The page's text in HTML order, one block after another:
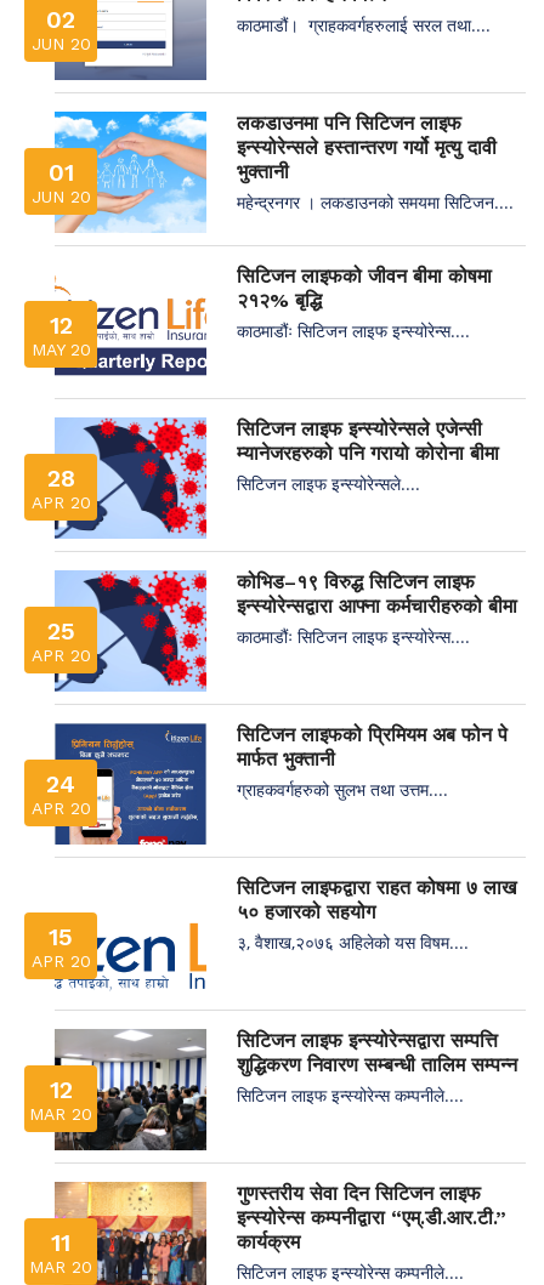
02
JUN 20
काठमाडौं। ग्राहकवर्गहरुलाई सरल तथा....
01
JUN 20
लकडाउनमा पनि सिटिजन लाइफ
इन्स्योरेन्सले हस्तान्तरण गर्यो मृत्यु दावी
भुक्तानी
महेन्द्रनगर । लकडाउनको समयमा सिटिजन....
12
MAY 20
सिटिजन लाइफको जीवन बीमा कोषमा
२१२% बृद्धि
काठमाडौंः सिटिजन लाइफ इन्स्योरेन्स....
28
APR 20
सिटिजन लाइफ इन्स्योरेन्सले एजेन्सी
म्यानेजरहरुको पनि गरायो कोरोना बीमा
सिटिजन लाइफ इन्स्योरेन्सले....
25
APR 20
कोभिड–१९ विरुद्ध सिटिजन लाइफ
इन्स्योरेन्सद्वारा आफ्ना कर्मचारीहरुको बीमा
काठमाडौंः सिटिजन लाइफ इन्स्योरेन्स....
24
APR 20
सिटिजन लाइफको प्रिमियम अब फोन पे
मार्फत भुक्तानी
ग्राहकवर्गहरुको सुलभ तथा उत्तम....
15
APR 20
सिटिजन लाइफद्वारा राहत कोषमा ७ लाख
५० हजारको सहयोग
३, वैशाख,२०७६ अहिलेको यस विषम....
12
MAR 20
सिटिजन लाइफ इन्स्योरेन्सद्वारा सम्पत्ति
शुद्धिकरण निवारण सम्बन्धी तालिम सम्पन्न
सिटिजन लाइफ इन्स्योरेन्स कम्पनीले....
11
MAR 20
गुणस्तरीय सेवा दिन सिटिजन लाइफ
इन्स्योरेन्स कम्पनीद्वारा “एम्.डी.आर.टी.”
कार्यक्रम
सिटिजन लाइफ इन्स्योरेन्स कम्पनीले....